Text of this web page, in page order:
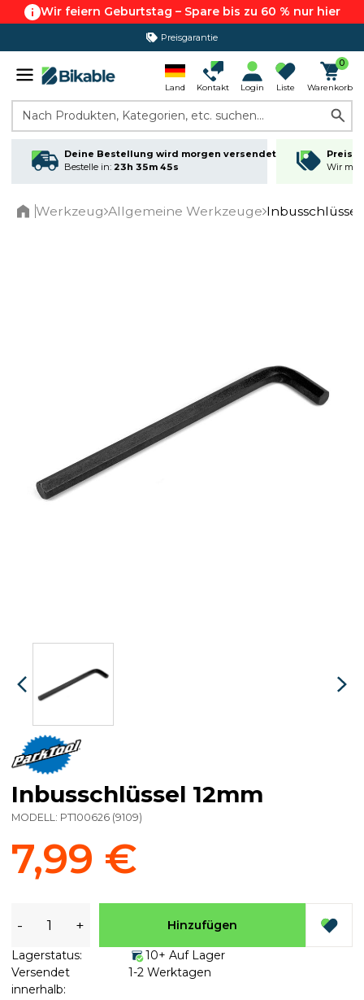
Wir feiern Geburtstag – Spare bis zu 60 % nur hier
Preisgarantie
Land Kontakt Login Liste
0
Warenkorb
Nach Produkten, Kategorien, etc. suchen...
Deine Bestellung wird morgen versendet
Bestelle in: 23h 35m 45s
Wir
Werkzeug Allgemeine Werkzeuge Inbusschlüssel
Inbusschlüssel 12mm
MODELL: PT100626 (9109)
7,99 €
- + Hinzufügen
Lagerstatus:
10+ Auf Lager
Versendet
innerhalb:
1-2 Werktagen